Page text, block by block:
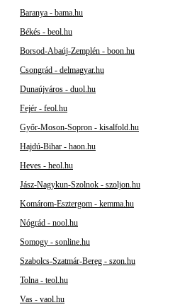
Baranya - bama.hu
Békés - beol.hu
Borsod-Abaúj-Zemplén - boon.hu
Csongrád - delmagyar.hu
Dunaújváros - duol.hu
Fejér - feol.hu
Győr-Moson-Sopron - kisalfold.hu
Hajdú-Bihar - haon.hu
Heves - heol.hu
Jász-Nagykun-Szolnok - szoljon.hu
Komárom-Esztergom - kemma.hu
Nógrád - nool.hu
Somogy - sonline.hu
Szabolcs-Szatmár-Bereg - szon.hu
Tolna - teol.hu
Vas - vaol.hu